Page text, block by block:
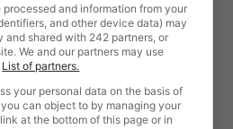
and information from your
and other device data) may
and shared with 242 partners, or
We and our partners may use
List of partners.
your personal data on the basis of
can object to by managing your
at the bottom of this page or in